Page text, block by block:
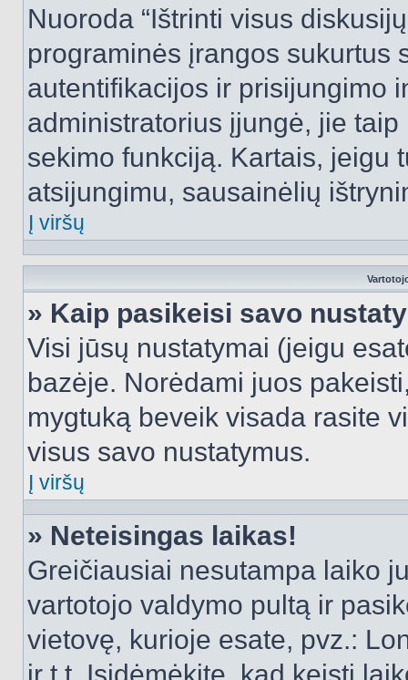
Nuoroda “Ištrinti visus
programinės įrangos sukurtus
autentifikacijos ir prisijungimo
administratorius įjungė, jie
sekimo funkciją. Kartais, jeigu
atsijungimu, sausainėlių
Į viršų
» Kaip pasikeisi savo
Visi jūsų nustatymai (jeigu
bazėje. Norėdami juos
mygtuką beveik visada rasite
visus savo nustatymus.
Į viršų
» Neteisingas laikas!
Greičiausiai nesutampa laiko
vartotojo valdymo pultą ir
vietovę, kurioje esate, pvz.: